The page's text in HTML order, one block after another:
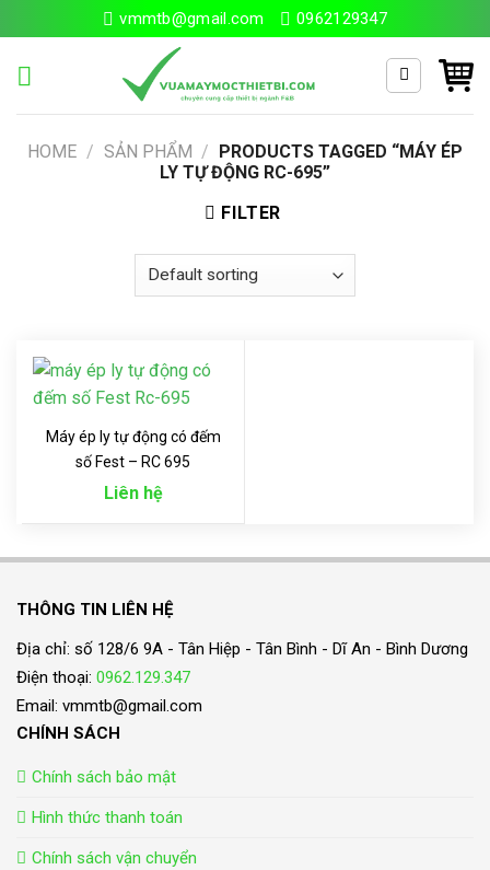
to
content
vmmtb@gmail.com 0962129347
for:
HOME / SẢN PHẨM / PRODUCTS TAGGED “MÁY ÉP
LY TỰ ĐỘNG RC-695”
FILTER
Máy ép ly tự động có đếm
số Fest – RC 695
Liên hệ
THÔNG TIN LIÊN HỆ
Địa chỉ: số 128/6 9A - Tân Hiệp - Tân Bình - Dĩ An - Bình Dương
Điện thoại: 0962.129.347
Email: vmmtb@gmail.com
CHÍNH SÁCH
Chính sách bảo mật
Hình thức thanh toán
Chính sách vận chuyển